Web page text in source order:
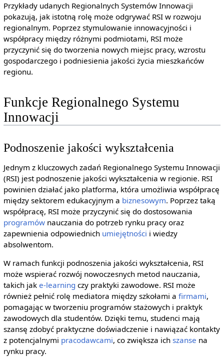
Przykłady udanych Regionalnych Systemów Innowacji
pokazują, jak istotną rolę może odgrywać RSI w rozwoju
regionalnym. Poprzez stymulowanie innowacyjności i
współpracy między różnymi podmiotami, RSI może
przyczynić się do tworzenia nowych miejsc pracy, wzrostu
gospodarczego i podniesienia jakości życia mieszkańców
regionu.
Funkcje Regionalnego Systemu
Innowacji
Podnoszenie jakości wykształcenia
Jednym z kluczowych zadań Regionalnego Systemu Innowacji
(RSI) jest podnoszenie jakości wykształcenia w regionie. RSI
powinien działać jako platforma, która umożliwia współpracę
między sektorem edukacyjnym a biznesowym. Poprzez taką
współpracę, RSI może przyczynić się do dostosowania
programównauczania do potrzeb rynku pracy oraz
zapewnienia odpowiednich umiejętności i wiedzy
absolwentom.
W ramach funkcji podnoszenia jakości wykształcenia, RSI
może wspierać rozwój nowoczesnych metod nauczania,
takich jak e-learning czy praktyki zawodowe. RSI może
również pełnić rolę mediatora między szkołami a firmami,
pomagając w tworzeniu programów stażowych i praktyk
zawodowych dla studentów. Dzięki temu, studenci mają
szansę zdobyć praktyczne doświadczenie i nawiązać kontakty
z potencjalnymi pracodawcami, co zwiększa ich szanse na
rynku pracy.